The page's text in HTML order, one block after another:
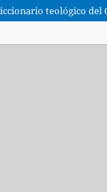
teológico del